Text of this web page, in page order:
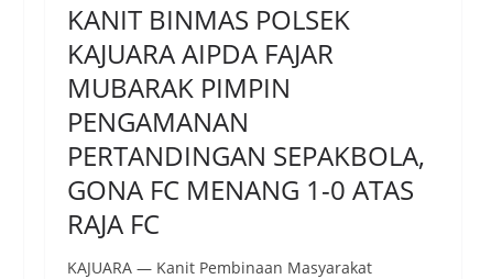
KANIT BINMAS POLSEK
KAJUARA AIPDA FAJAR
MUBARAK PIMPIN
PENGAMANAN
PERTANDINGAN SEPAKBOLA,
GONA FC MENANG 1-0 ATAS
RAJA FC
KAJUARA — Kanit Pembinaan Masyarakat